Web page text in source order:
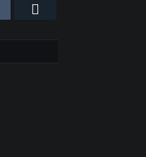
Tumblr